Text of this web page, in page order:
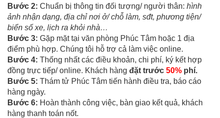
Bước 2: Chuẩn bị thông tin đối tượng/ người thân: hình
ảnh nhận dạng, địa chỉ nơi ở/ chỗ làm, sđt, phương tiện/
biển số xe, lịch ra khỏi nhà…
Bước 3: Gặp mặt tại văn phòng Phúc Tâm hoặc 1 địa
điểm phù hợp. Chúng tôi hỗ trợ cả làm việc online.
Bước 4: Thống nhất các điều khoản, chi phí, ký kết hợp
đồng trực tiếp/ online. Khách hàng đặt trước 50% phí.
Bước 5: Thám tử Phúc Tâm tiến hành điều tra, báo cáo
hàng ngày.
Bước 6: Hoàn thành công việc, bàn giao kết quả, khách
hàng thanh toán nốt.